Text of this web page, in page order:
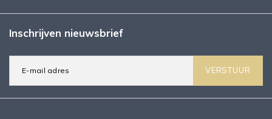
Inschrijven nieuwsbrief
VERSTUUR